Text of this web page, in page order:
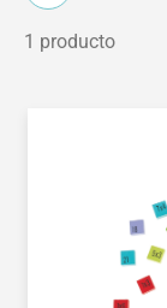
1 producto